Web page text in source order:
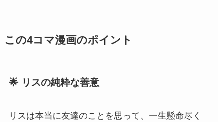
この4コマ漫画のポイント
🌟 リスの純粋な善意
リスは本当に友達のことを思って、一生懸命尽く